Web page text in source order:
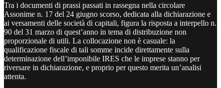
Tra i documenti di prassi passati in rassegna nella circolare
Assonime n. 17 del 24 giugno scorso, dedicata alla dichiarazione e
ai versamenti delle società di capitali, figura la risposta a interpello n.
90 del 31 marzo di quest’anno in tema di distribuzione non
proporzionale di utili. La collocazione non è casuale: la
qualificazione fiscale di tali somme incide direttamente sulla
determinazione dell’imponibile IRES che le imprese stanno per
riversare in dichiarazione, e proprio per questo merita un’analisi
attenta.